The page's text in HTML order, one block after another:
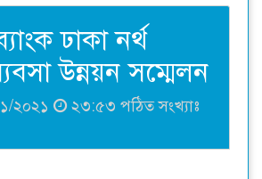
ঢাকা নর্থ
উন্নয়ন সম্মেলন
২০২১
২৩:৫৩ পঠিত সংখ্যাঃ